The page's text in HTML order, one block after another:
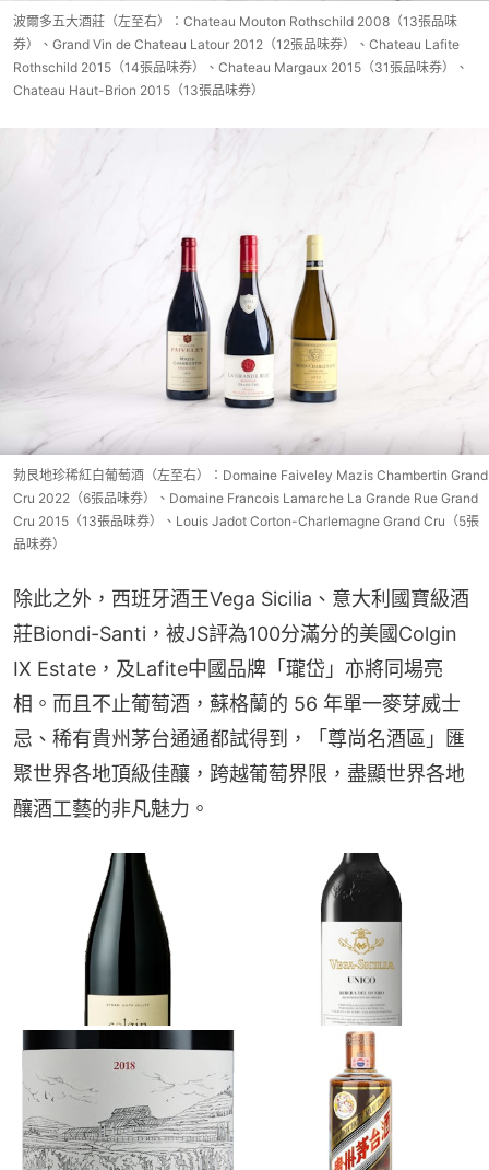
波爾多五大酒莊（左至右）：Chateau Mouton Rothschild 2008（13張品味
券）、Grand Vin de Chateau Latour 2012（12張品味券）、Chateau Lafite
Rothschild 2015（14張品味券）、Chateau Margaux 2015（31張品味券）、
Chateau Haut-Brion 2015（13張品味券）
勃艮地珍稀紅白葡萄酒（左至右）：Domaine Faiveley Mazis Chambertin Grand
Cru 2022（6張品味券）、Domaine Francois Lamarche La Grande Rue Grand
Cru 2015（13張品味券）、Louis Jadot Corton-Charlemagne Grand Cru（5張
品味券）
除此之外，西班牙酒王Vega Sicilia、意大利國寶級酒
莊Biondi-Santi，被JS評為100分滿分的美國Colgin
IX Estate，及Lafite中國品牌「瓏岱」亦將同場亮
相。而且不止葡萄酒，蘇格蘭的 56 年單一麥芽威士
忌、稀有貴州茅台通通都試得到，「尊尚名酒區」匯
聚世界各地頂級佳釀，跨越葡萄界限，盡顯世界各地
釀酒工藝的非凡魅力。